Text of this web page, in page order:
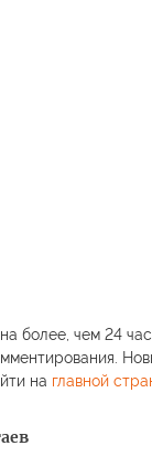
более, чем 24
на главной